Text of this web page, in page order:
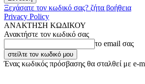
Ξεχάσατε τον κωδικό σας? ζήτα βοήθεια
Privacy Policy
ΑΝΑΚΤΗΣΗ ΚΩΔΙΚΟΥ
Ανακτήστε τον κωδικό σας
το email σας
Ένας κωδικός πρόσβασης θα σταλθεί με e-